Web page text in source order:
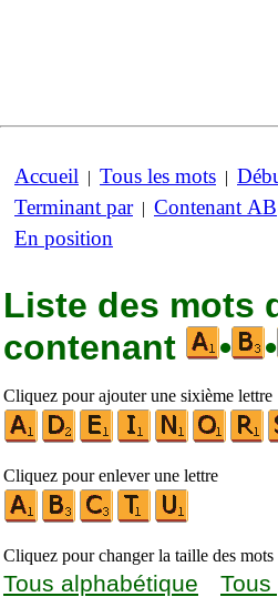
Accueil | Tous les mots |
Terminant par| Contenant AB
En position
Liste des mots
contenant
• •
Cliquez pour ajouter une sixième lettre
Cliquez pour enlever une lettre
Cliquez pour changer la taille des mots
Tous alphabétique Tous